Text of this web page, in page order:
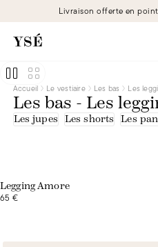
Livraison offerte en
Accueil Le vestiaire Les bas Les
Les bas - Les
Les jupes Les shorts Les
Legging Amore
65 €